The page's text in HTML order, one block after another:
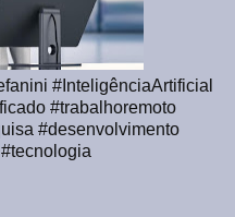
#InteligênciaArtificial
#trabalhoremoto
#desenvolvimento